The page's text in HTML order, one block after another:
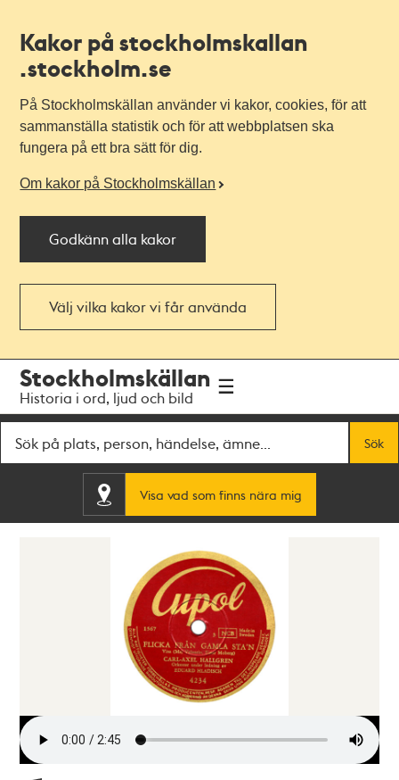
Kakor på stockholmskallan
.stockholm.se
På Stockholmskällan använder vi kakor, cookies, för att
sammanställa statistik och för att webbplatsen ska
fungera på ett bra sätt för dig.
Om kakor på Stockholmskällan
Godkänn alla kakor
Välj vilka kakor vi får använda
navigationen
huvudinnehållet
Stockholmskällan
Historia i ord, ljud och bild
Sök
Visa vad som finns nära mig